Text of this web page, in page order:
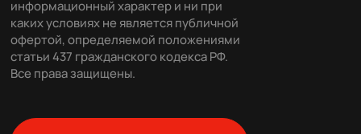
информационный характер и ни при
каких условиях не является публичной
офертой, определяемой положениями
статьи 437 гражданского кодекса РФ.
Все права защищены.